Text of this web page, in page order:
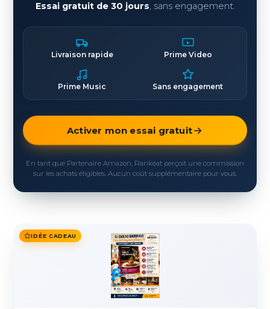
Essai gratuit de 30 jours, sans engagement.
Livraison rapide Prime Video
Prime Music Sans engagement
Activer mon essai gratuit
En tant que Partenaire Amazon, Rankeat perçoit une commission
sur les achats éligibles. Aucun coût supplémentaire pour vous.
IDÉE CADEAU